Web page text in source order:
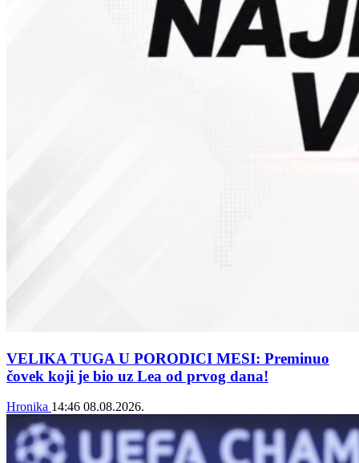
VELIKA TUGA U PORODICI MESI: Preminuo
čovek koji je bio uz Lea od prvog dana!
Hronika 14:46 08.08.2026.